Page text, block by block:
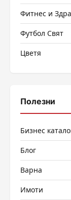
Фитнес и
Футбол Свят
Цветя
Полезни
Бизнес
Блог
Варна
Имоти